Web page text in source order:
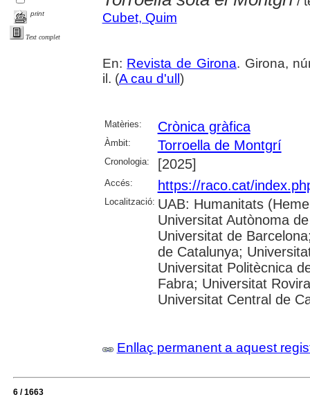
print
Text complet
Cubet, Quim
En: Revista de Girona. Girona,
il. (A cau d'ull )
Matèries: Crònica gràfica
Àmbit: Torroella de Montgrí
Cronologia: [2025]
Accés: https://raco.cat/
Localització: UAB: Humanitats
Universitat Autònoma
Universitat de
de Catalunya;
Universitat Politècnica
Fabra; Universitat
Universitat Central de
Enllaç permanent a aquest
6 / 1663